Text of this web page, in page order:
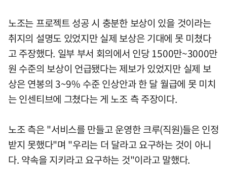
노조는 프로젝트 성공 시 충분한 보상이 있을 것이라는
취지의 설명도 있었지만 실제 보상은 기대에 못 미쳤다
고 주장했다. 일부 부서 회의에서 인당 1500만~3000만
원 수준의 보상이 언급됐다는 제보가 있었지만 실제 보
상은 연봉의 3~9% 수준 인상안과 한 달 월급에 못 미치
는 인센티브에 그쳤다는 게 노조 측 주장이다.
노조 측은 "서비스를 만들고 운영한 크루(직원)들은 인정
받지 못했다"며 "우리는 더 달라고 요구하는 것이 아니
다. 약속을 지키라고 요구하는 것"이라고 말했다.